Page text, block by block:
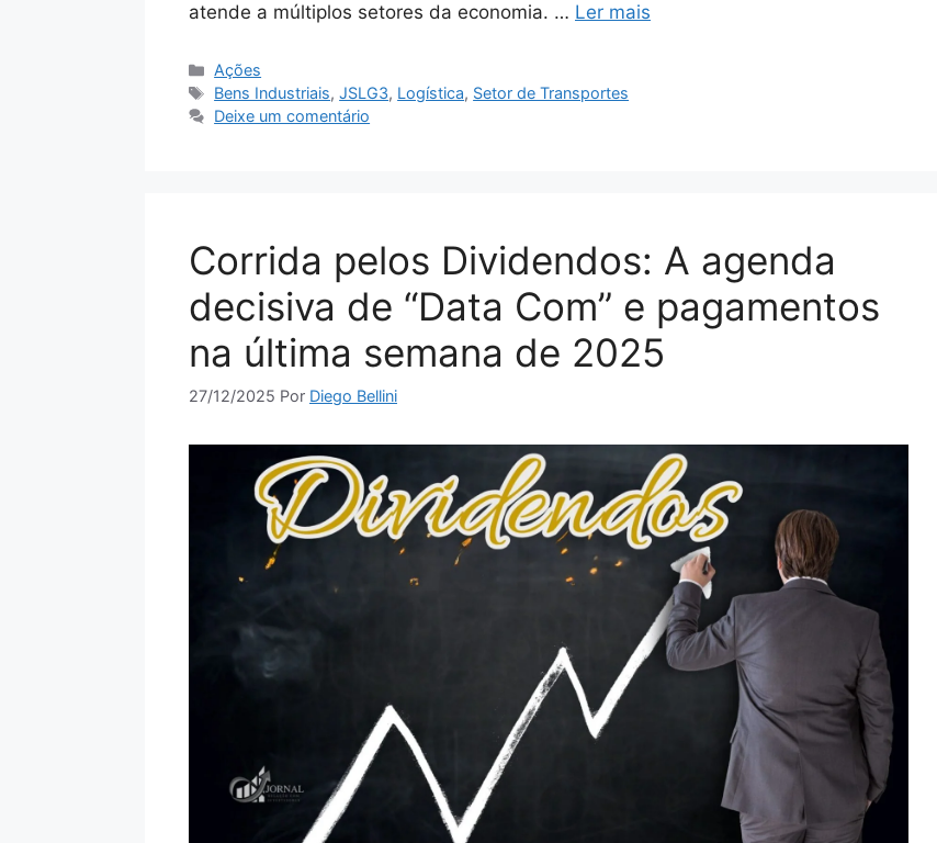
atende a múltiplos setores da economia. … Ler mais
Categorias
Ações
Tags
Bens Industriais,JSLG3, Logística, Setor de Transportes
Deixe um comentário
Corrida pelos Dividendos: A agenda
decisiva de “Data Com” e pagamentos
na última semana de 2025
27/12/2025 Por Diego Bellini